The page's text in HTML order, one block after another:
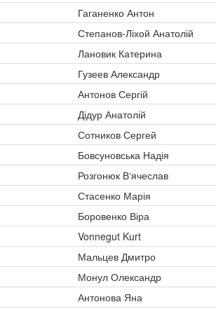
Гаганенко Антон
Степанов-Ліхой Анатолій
Лановик Катерина
Гузеев Александр
Антонов Сергій
Дідур Анатолій
Сотников Сергей
Бовсуновська Надія
Розгонюк В‘ячеслав
Стасенко Марія
Боровенко Віра
Vonnegut Kurt
Мальцев Дмитро
Монул Олександр
Антонова Яна